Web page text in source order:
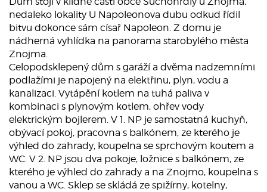
nedaleko lokality U Napoleonova dubu odkud řídil
bitvu dokonce sám císař Napoleon. Z domu je
nádherná vyhlídka na panorama starobylého města
Znojma.
Celopodsklepený dům s garáží a dvěma nadzemními
podlažími je napojený na elektřinu, plyn, vodu a
kanalizaci. Vytápění kotlem na tuhá paliva v
kombinaci s plynovým kotlem, ohřev vody
elektrickým bojlerem. V 1. NP je samostatná kuchyň,
obývací pokoj, pracovna s balkónem, ze kterého je
výhled do zahrady, koupelna se sprchovým koutem a
WC. V 2. NP jsou dva pokoje, ložnice s balkónem, ze
kterého je výhled do zahrady a na Znojmo, koupelna s
vanou a WC. Sklep se skládá ze spižírny, kotelny,